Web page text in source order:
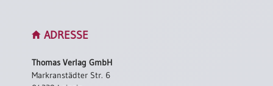
ADRESSE
Thomas Verlag GmbH
Markranstädter Str. 6